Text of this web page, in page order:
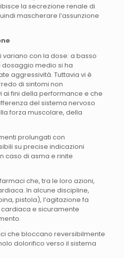
la secrezione renale di
mascherare l’assunzione
variano con la dose: a basso
medio si ha
aggressività. Tuttavia vi è
di sintomi non
fini della performance e che
del sistema nervoso
forza muscolare, della
prolungati con
su precise indicazioni
caso di asma e rinite
che, tra le loro azioni,
In alcune discipline,
pistola), l’agitazione fa
e sicuramente
che bloccano reversibilmente
dolorifico verso il sistema